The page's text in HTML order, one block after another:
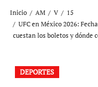
Inicio AM V
15
UFC en México 2026:
cuestan los boletos y dónde
DEPORTES